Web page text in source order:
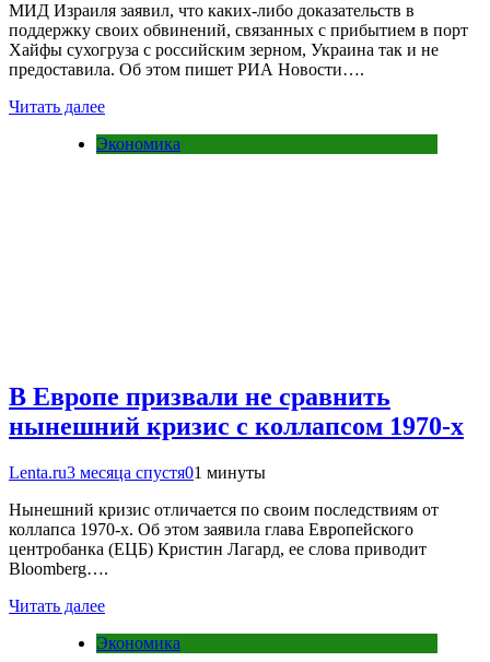
МИД Израиля заявил, что каких-либо доказательств в
поддержку своих обвинений, связанных с прибытием в порт
Хайфы сухогруза с российским зерном, Украина так и не
предоставила. Об этом пишет РИА Новости….
Читать далее
Экономика
В Европе призвали не сравнить
нынешний кризис с коллапсом 1970-х
Lenta.ru3 месяца спустя01 минуты
Нынешний кризис отличается по своим последствиям от
коллапса 1970-х. Об этом заявила глава Европейского
центробанка (ЕЦБ) Кристин Лагард, ее слова приводит
Bloomberg….
Читать далее
Экономика